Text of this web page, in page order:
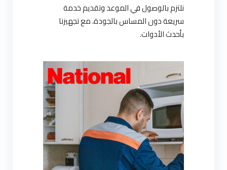
نلتزم بالوصول في الموعد وتقديم خدمة
سريعة دون المساس بالجودة، مع تجهيزنا
بأحدث الأدوات.